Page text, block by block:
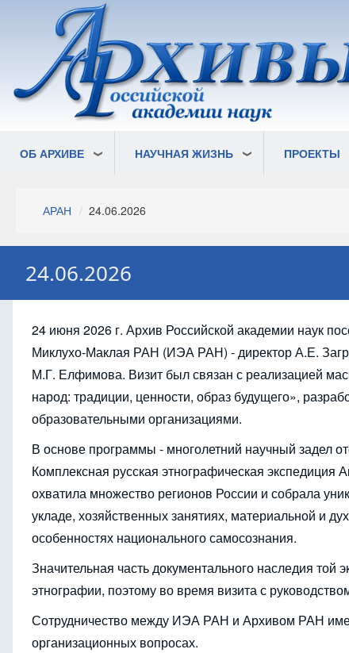
основному
содержанию
ОБ АРХИВЕ НАУЧНАЯ ЖИЗНЬ ПРОЕКТЫ
Строка
АРАН 24.06.2026
24.06.2026
24 июня 2026 г. Архив Российской академии наук
Миклухо-Маклая РАН (ИЭА РАН) - директор А.Е.
М.Г. Елфимова. Визит был связан с реализацией
народ: традиции, ценности, образ будущего»,
образовательными организациями.
В основе программы - многолетний научный задел
Комплексная русская этнографическая
охватила множество регионов России и собрала
укладе, хозяйственных занятиях, материальной и
особенностях национального самосознания.
Значительная часть документального наследия
этнографии, поэтому во время визита с
Сотрудничество между ИЭА РАН и Архивом РАН
организационных вопросах.